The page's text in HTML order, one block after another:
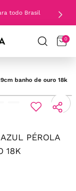
todo Brasil
0
banho de ouro 18k
PÉROLA
18K